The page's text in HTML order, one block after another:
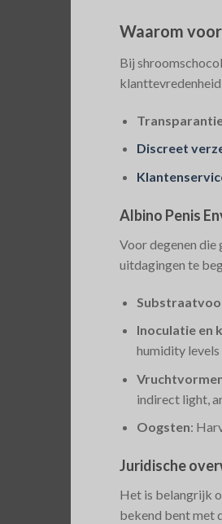
Waarom
Bij
Discreet
Albino Penis
Voor degenen die
uitdagingen te
Inoculatie en
humidity
indirect light,
Oogsten:
Juridische
Het is belangrijk
bekend bent met